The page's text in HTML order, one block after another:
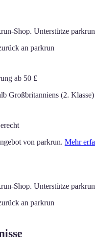
Shop. Unterstütze
an parkrun
ab 50 £
Großbritanniens (2. Klasse)
von parkrun. Mehr
Shop. Unterstütze
an parkrun